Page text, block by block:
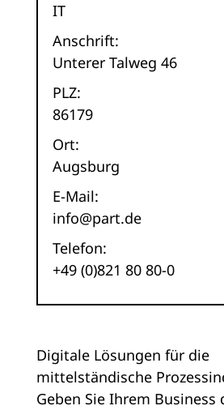
Digitale Lösungen für die
mittelständische
Geben Sie Ihrem Business
IT
Anschrift:
Unterer Talweg 46
PLZ:
86179
Ort:
Augsburg
E-Mail:
info@part.de
Telefon:
+49 (0)821 80 80-0